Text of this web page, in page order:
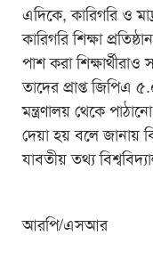
এদিকে, কারিগরি ও
কারিগরি শিক্ষা
পাশ করা
তাদের প্রাপ্ত জিপিএ
মন্ত্রণালয় থেকে
দেয়া হয় বলে জানায়
যাবতীয় তথ্য
আরপি/এসআর